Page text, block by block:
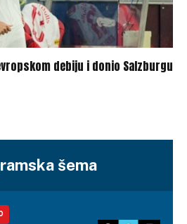
debiju i donio Salzburgu
šema